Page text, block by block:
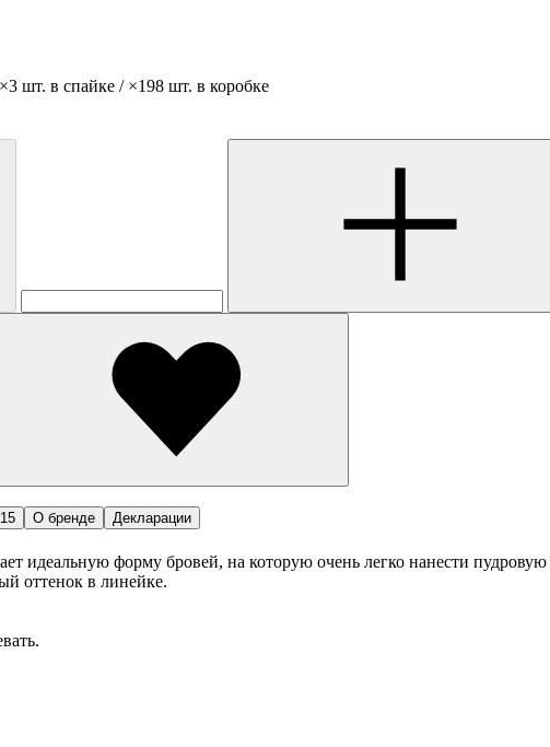
×3 шт. в спайке / ×198 шт. в коробке
15 О бренде
Декларации
идеальную форму бровей, на которую очень легко нанести
оттенок в линейке.